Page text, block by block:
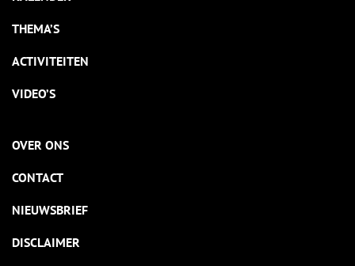
THEMA’S
ACTIVITEITEN
VIDEO’S
OVER ONS
CONTACT
NIEUWSBRIEF
DISCLAIMER